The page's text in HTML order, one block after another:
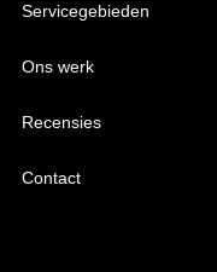
Servicegebieden
Ons werk
Recensies
Contact